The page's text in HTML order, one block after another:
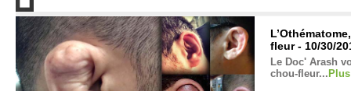
fleur - 10/30/
Le Doc' Arash
chou-fleur... Plus